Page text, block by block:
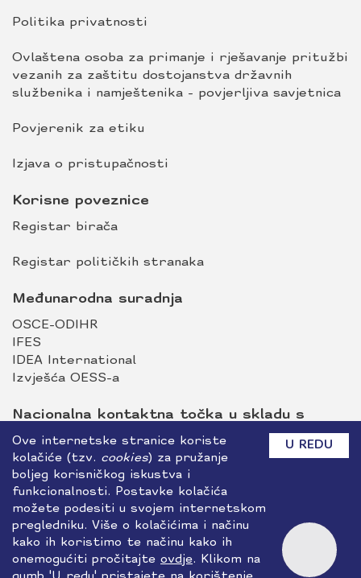
Ove internetske stranice koriste
kolačiće (tzv. cookies) za pružanje
boljeg korisničkog iskustva i
funkcionalnosti. Postavke kolačića
možete podesiti u svojem internetskom
pregledniku. Više o kolačićima i načinu
kako ih koristimo te načinu kako ih
onemogućiti pročitajte ovdje. Klikom na
U REDU
Politika privatnosti
Ovlaštena osoba za primanje i rješavanje pritužbi
vezanih za zaštitu dostojanstva državnih
službenika i namještenika - povjerljiva savjetnica
Povjerenik za etiku
Izjava o pristupačnosti
Korisne poveznice
Registar birača
Registar političkih stranaka
Međunarodna suradnja
OSCE-ODIHR
IFES
IDEA International
Izvješća OESS-a
Nacionalna kontaktna točka u skladu s
Uredbom (EU) br. 2024/900 Europskog
parlamenta i Vijeća o transparentnosti i
ciljanju u političkom oglašavanju
Nadležna tijela sukladno Uredbi o umjetnoj
inteligenciji
Rezultati izbora - otvoreni podaci